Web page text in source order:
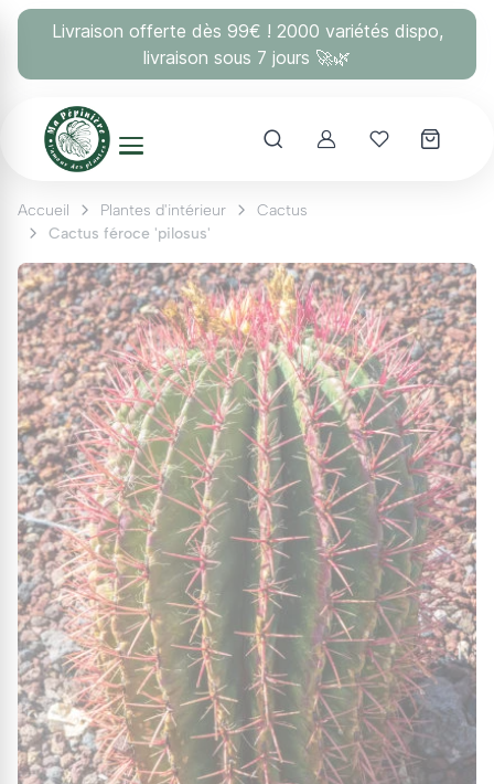
Livraison offerte dès 99€ ! 2000 variétés dispo,
livraison sous 7 jours 🚀🌿
AccountMes coups
Accueil Plantes d'intérieur
Cactus
Cactus féroce 'pilosus'
Panneau de gestion des cookies